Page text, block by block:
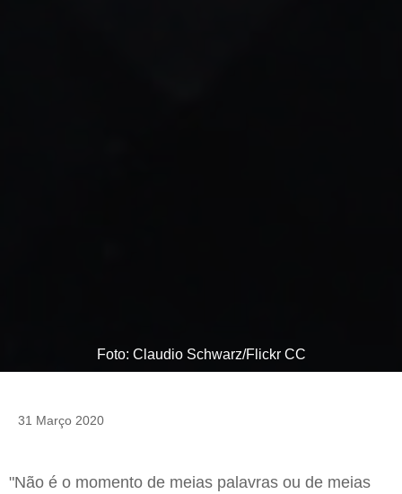
Foto: Claudio Schwarz/Flickr CC
31 Março 2020
"Não é o momento de meias palavras ou de meias